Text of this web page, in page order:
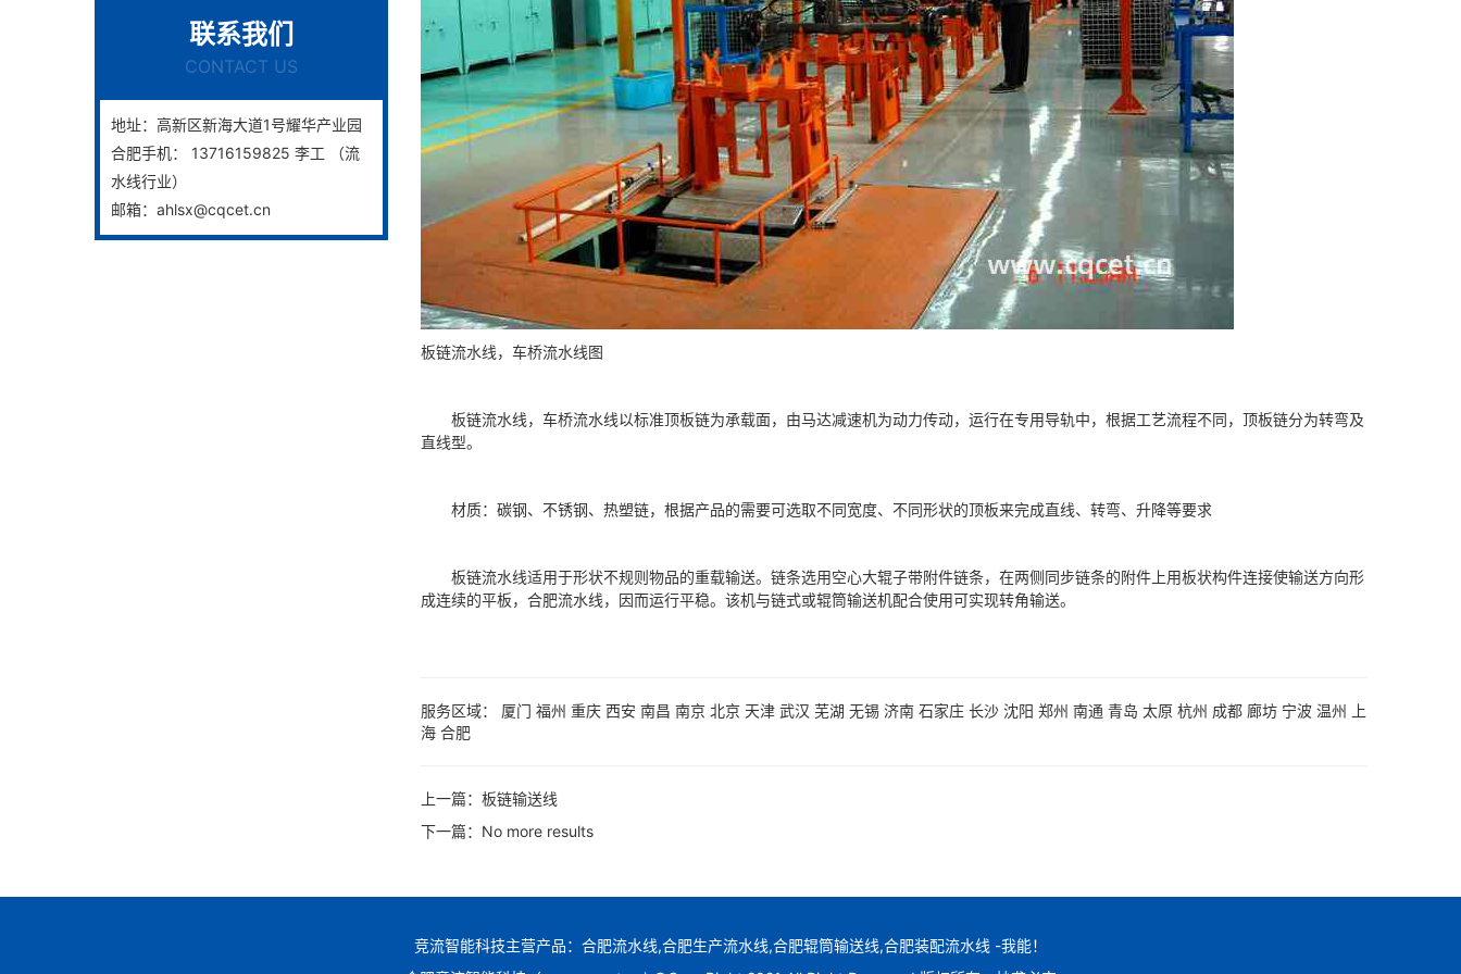
联系我们
CONTACT US
地址：高新区新海大道1号耀华产业园
合肥手机： 13716159825 李工 （流
水线行业）
邮箱：ahlsx@cqcet.cn
板链流水线，车桥流水线图
板链流水线，车桥流水线以标准顶板链为承载面，由马达减速机为动力传动，运行在专用导轨中，根据工艺流程不同，顶板链分为转弯及
直线型。
材质：碳钢、不锈钢、热塑链，根据产品的需要可选取不同宽度、不同形状的顶板来完成直线、转弯、升降等要求
板链流水线适用于形状不规则物品的重载输送。链条选用空心大辊子带附件链条，在两侧同步链条的附件上用板状构件连接使输送方向形
成连续的平板，合肥流水线，因而运行平稳。该机与链式或辊筒输送机配合使用可实现转角输送。
服务区域： 厦门 福州 重庆 西安 南昌 南京 北京 天津 武汉 芜湖 无锡 济南 石家庄 长沙 沈阳 郑州 南通 青岛 太原 杭州 成都 廊坊 宁波 温州
上
海 合肥
上一篇： 板链输送线
下一篇： No more results
竞流智能科技主营产品：合肥流水线,合肥生产流水线,合肥辊筒输送线,合肥装配流水线 -我能！